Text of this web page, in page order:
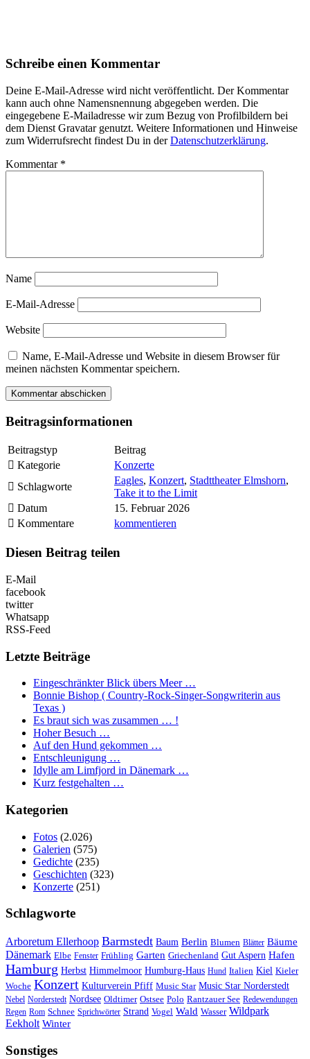
Schreibe einen Kommentar
Deine E-Mail-Adresse wird nicht veröffentlicht. Der Kommentar
kann auch ohne Namensnennung abgegeben werden. Die
eingegebene E-Mailadresse wir zum Bezug von Profilbildern bei
dem Dienst Gravatar genutzt. Weitere Informationen und Hinweise
zum Widerrufsrecht findest Du in derDatenschutzerklärung.
Kommentar *
Name
E-Mail-Adresse
Website
Name, E-Mail-Adresse und Website in diesem Browser für
meinen nächsten Kommentar speichern.
Beitragsinformationen
Beitragstyp
Beitrag
Kategorie
Konzerte
Schlagworte
Eagles, Konzert, Stadttheater Elmshorn,
Take it to the Limit
Datum
15. Februar 2026
Kommentare
kommentieren
Diesen Beitrag teilen
E-Mail
facebook
twitter
Whatsapp
RSS-Feed
Letzte Beiträge
Eingeschränkter Blick übers Meer …
Bonnie Bishop ( Country-Rock-Singer-Songwriterin aus
Texas )
Es braut sich was zusammen … !
Hoher Besuch …
Auf den Hund gekommen …
Entschleunigung …
Idylle am Limfjord in Dänemark …
Kurz festgehalten …
Kategorien
Fotos (2.026)
Galerien (575)
Gedichte (235)
Geschichten (323)
Konzerte (251)
Schlagworte
Arboretum Ellerhoop Barmstedt Baum Berlin Blumen Blätter Bäume
Dänemark Elbe Fenster Frühling Garten Griechenland Gut Aspern Hafen
Hamburg Herbst Himmelmoor Humburg-Haus Hund Italien Kiel Kieler
Woche Konzert Kulturverein Pfiff Music Star Music Star Norderstedt
Nebel Norderstedt Nordsee Oldtimer Ostsee Polo Rantzauer See Redewendungen
Regen Rom Schnee Sprichwörter Strand Vogel Wald Wasser Wildpark
Eekholt Winter
Sonstiges